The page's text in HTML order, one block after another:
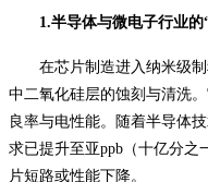
1.半导体与微电子行业的
在芯片制造进入纳米级
中二氧化硅层的蚀刻与清洗
良率与电性能。随着半导体
求已提升至亚ppb（十亿分之
片短路或性能下降。